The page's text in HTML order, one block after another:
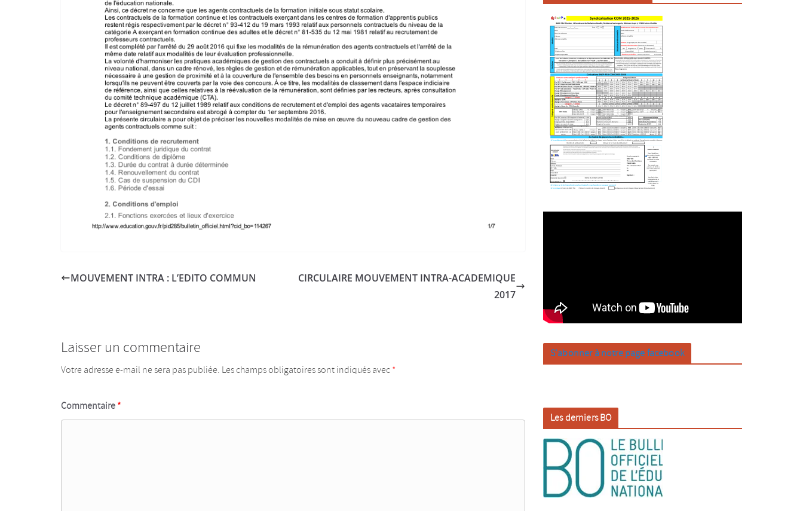
MOUVEMENT INTRA : L’EDITO COMMUN
CIRCULAIRE MOUVEMENT INTRA-ACADEMIQUE
2017
Laisser un commentaire
Votre adresse e-mail ne sera pas publiée. Les champs obligatoires sont indiqués avec*
Commentaire*
S’abonner à notre page facebook
Les derniers BO